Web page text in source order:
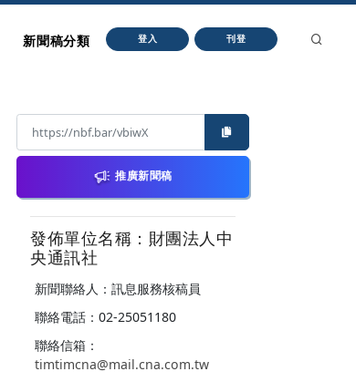
新聞稿分類 登入 刊登
推廣新聞稿
發佈單位名稱：財團法人中
央通訊社
新聞聯絡人：訊息服務核稿員
聯絡電話：02-25051180
聯絡信箱：
timtimcna@mail.cna.com.tw